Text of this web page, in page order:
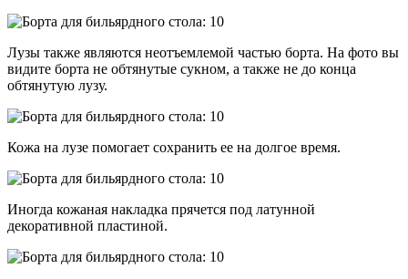
Лузы также являются неотъемлемой частью борта. На фото вы
видите борта не обтянутые сукном, а также не до конца
обтянутую лузу.
Кожа на лузе помогает сохранить ее на долгое время.
Иногда кожаная накладка прячется под латунной
декоративной пластиной.